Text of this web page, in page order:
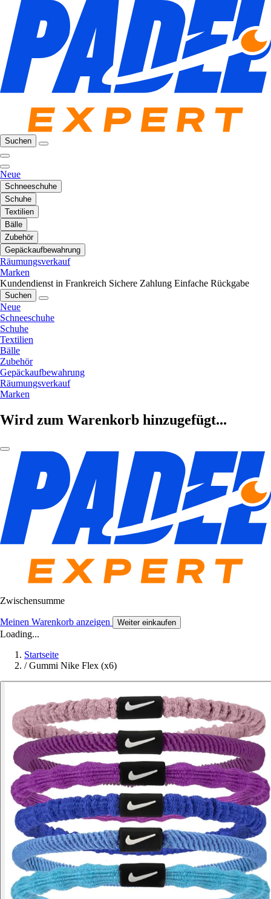
Suchen
Neue
Schneeschuhe
Schuhe
Textilien
Bälle
Zubehör
Gepäckaufbewahrung
Räumungsverkauf
Marken
Kundendienst in Frankreich Sichere Zahlung Einfache Rückgabe
Suchen
Neue
Schneeschuhe
Schuhe
Textilien
Bälle
Zubehör
Gepäckaufbewahrung
Räumungsverkauf
Marken
Wird zum Warenkorb hinzugefügt...
Zwischensumme
Meinen Warenkorb anzeigen Weiter einkaufen
Loading...
Startseite
/ Gummi Nike Flex (x6)